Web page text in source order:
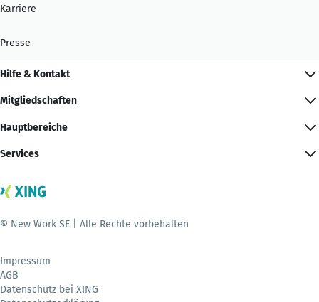
Karriere
Presse
Hilfe & Kontakt
Mitgliedschaften
Hauptbereiche
Services
© New Work SE | Alle Rechte vorbehalten
Impressum
AGB
Datenschutz bei XING